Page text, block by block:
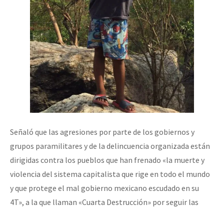
Señaló que las agresiones por parte de los gobiernos y
grupos paramilitares y de la delincuencia organizada están
dirigidas contra los pueblos que han frenado «la muerte y
violencia del sistema capitalista que rige en todo el mundo
y que protege el mal gobierno mexicano escudado en su
4T», a la que llaman «Cuarta Destrucción» por seguir las